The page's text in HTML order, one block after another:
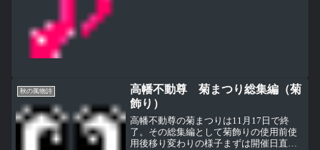
秋の風物詩
高幡不動尊 菊まつり総集編（菊
飾り）
高幡不動尊の菊まつりは11月17日で終
了。その総集編として菊飾りの使用前使
用後移り変わりの様子まずは開催日直前